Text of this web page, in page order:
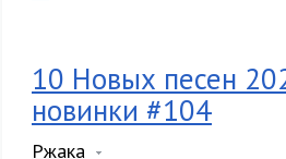
10 Новых песен
новинки #104
Ржака